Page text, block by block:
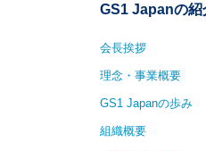
GS1 Japanの紹
会長挨拶
理念・事業概要
GS1 Japanの歩み
組織概要